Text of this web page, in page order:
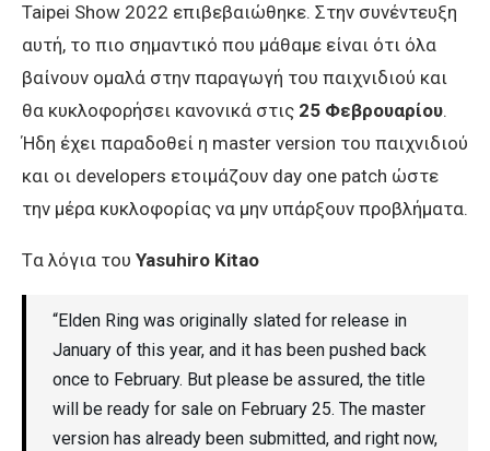
Taipei Show 2022 επιβεβαιώθηκε. Στην συνέντευξη
αυτή, το πιο σημαντικό που μάθαμε είναι ότι όλα
βαίνουν ομαλά στην παραγωγή του παιχνιδιού και
θα κυκλοφορήσει κανονικά στις 25 Φεβρουαρίου.
Ήδη έχει παραδοθεί η master version του παιχνιδιού
και οι developers ετοιμάζουν day one patch ώστε
την μέρα κυκλοφορίας να μην υπάρξουν προβλήματα.
Tα λόγια του Yasuhiro Kitao
“Elden Ring was originally slated for release in
January of this year, and it has been pushed back
once to February. But please be assured, the title
will be ready for sale on February 25. The master
version has already been submitted, and right now,